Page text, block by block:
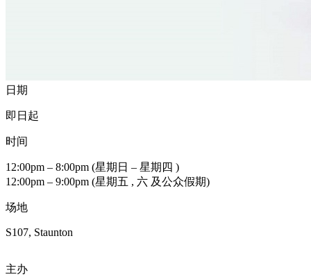
日期
即日起
时间
12:00pm – 8:00pm (星期日 – 星期四 )
12:00pm – 9:00pm (星期五 , 六 及公众假期)
场地
S107, Staunton
主办